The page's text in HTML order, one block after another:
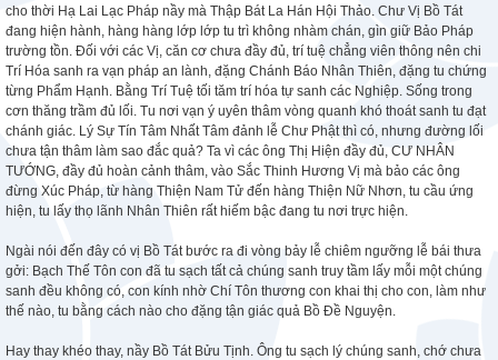
cho thời Hạ Lai Lạc Pháp nầy mà Thập Bát La Hán Hội Thảo. Chư Vị Bồ Tát
đang hiện hành, hàng hàng lớp lớp tu trì không nhàm chán, gìn giữ Bảo Pháp
trường tồn. Đối với các Vị, căn cơ chưa đầy đủ, trí tuệ chẳng viên thông nên chi
Trí Hóa sanh ra vạn pháp an lành, đặng Chánh Báo Nhân Thiên, đặng tu chứng
từng Phẩm Hạnh. Bằng Trí Tuệ tối tăm trí hóa tự sanh các Nghiệp. Sống trong
cơn thăng trầm đủ lối. Tu nơi vạn ý uyên thâm vòng quanh khó thoát sanh tu đạt
chánh giác. Lý Sự Tín Tâm Nhất Tâm đảnh lễ Chư Phật thì có, nhưng đường lối
chưa tận thâm làm sao đắc quả? Ta vì các ông Thị Hiện đầy đủ, CƯ NHÂN
TƯỚNG, đầy đủ hoàn cảnh thâm, vào Sắc Thinh Hương Vị mà bảo các ông
đừng Xúc Pháp, từ hàng Thiện Nam Tử đến hàng Thiện Nữ Nhơn, tu cầu ứng
hiện, tu lấy thọ lãnh Nhân Thiên rất hiếm bậc đang tu nơi trực hiện.
Ngài nói đến đây có vị Bồ Tát bước ra đi vòng bảy lễ chiêm ngưỡng lễ bái thưa
gởi: Bạch Thế Tôn con đã tu sạch tất cả chúng sanh truy tầm lấy mỗi một chúng
sanh đều không có, con kính nhờ Chí Tôn thương con khai thị cho con, làm như
thế nào, tu bằng cách nào cho đặng tận giác quả Bồ Đề Nguyện.
Hay thay khéo thay, nầy Bồ Tát Bửu Tịnh. Ông tu sạch lý chúng sanh, chớ chưa